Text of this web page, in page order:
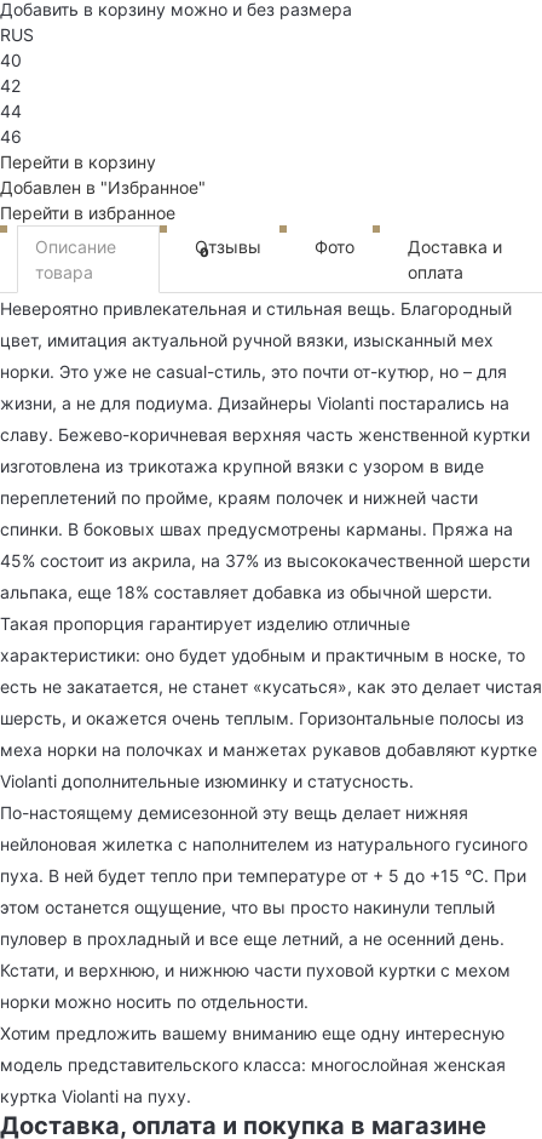
Добавить в корзину можно и без размера
RUS
40
42
44
46
Перейти в корзину
Добавлен в "Избранное"
Перейти в избранное
Описание
товара
Отзывы
0 Фото
Доставка и
оплата
Невероятно привлекательная и стильная вещь. Благородный
цвет, имитация актуальной ручной вязки, изысканный мех
норки. Это уже не casual-стиль, это почти от-кутюр, но – для
жизни, а не для подиума. Дизайнеры Violanti постарались на
славу. Бежево-коричневая верхняя часть женственной куртки
изготовлена из трикотажа крупной вязки с узором в виде
переплетений по пройме, краям полочек и нижней части
спинки. В боковых швах предусмотрены карманы. Пряжа на
45% состоит из акрила, на 37% из высококачественной шерсти
альпака, еще 18% составляет добавка из обычной шерсти.
Такая пропорция гарантирует изделию отличные
характеристики: оно будет удобным и практичным в носке, то
есть не закатается, не станет «кусаться», как это делает чистая
шерсть, и окажется очень теплым. Горизонтальные полосы из
меха норки на полочках и манжетах рукавов добавляют куртке
Violanti дополнительные изюминку и статусность.
По-настоящему демисезонной эту вещь делает нижняя
нейлоновая жилетка с наполнителем из натурального гусиного
пуха. В ней будет тепло при температуре от + 5 до +15 °С. При
этом останется ощущение, что вы просто накинули теплый
пуловер в прохладный и все еще летний, а не осенний день.
Кстати, и верхнюю, и нижнюю части пуховой куртки с мехом
норки можно носить по отдельности.
Хотим предложить вашему вниманию еще одну интересную
модель представительского класса: многослойная женская
куртка Violanti на пуху.
Доставка, оплата и покупка в магазине